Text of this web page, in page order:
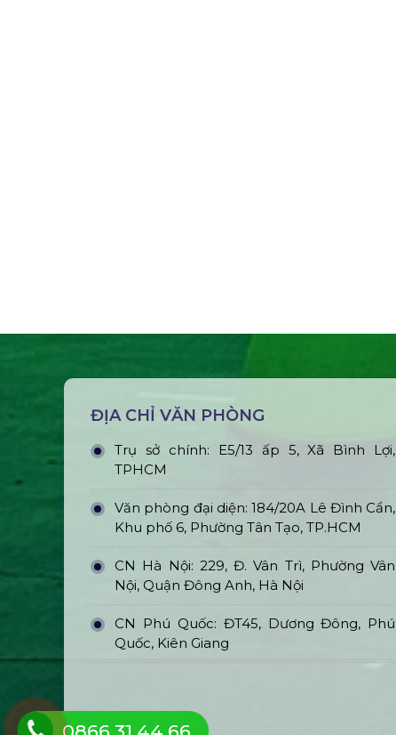
ĐỊA CHỈ VĂN PHÒNG
Trụ sở chính: E5/13 ấp 5, Xã Bình Lợi,
TPHCM
Văn phòng đại diện: 184/20A Lê Đình Cẩn,
Khu phố 6, Phường Tân Tạo, TP.HCM
CN Hà Nội: 229, Đ. Vân Trì, Phường Vân
Nội, Quận Đông Anh, Hà Nội
CN Phú Quốc: ĐT45, Dương Đông, Phú
Quốc, Kiên Giang